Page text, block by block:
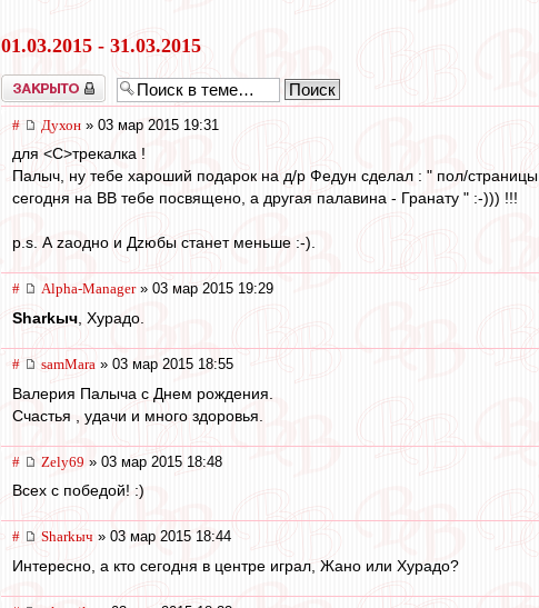
01.03.2015 - 31.03.2015
Закрыто
# Духон » 03 мар 2015 19:31
для <C>трекалка !
Палыч, ну тебе хароший подарок на д/р Федун сделал : " пол/страницы
сегодня на ВВ тебе посвящено, а другая палавина - Гранату " :-))) !!!
p.s. А zаодно и Дzюбы станет меньше :-).
# Alpha-Manager» 03 мар 2015 19:29
Sharkыч , Хурадо.
# samMara » 03 мар 2015 18:55
Валерия Палыча с Днем рождения.
Счастья , удачи и много здоровья.
# Zely69 » 03 мар 2015 18:48
Всех с победой! :)
# Sharkыч » 03 мар 2015 18:44
Интересно, а кто сегодня в центре играл, Жано или Хурадо?